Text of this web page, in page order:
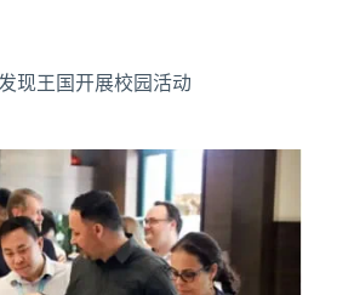
现王国开展校园活动